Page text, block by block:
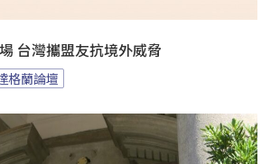
台灣攜盟友抗境外威脅
格蘭論壇